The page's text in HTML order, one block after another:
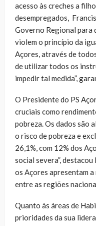
acesso às creches a
desempregados,
Governo Regional para
violem o princípio da
Açores, através de
de utilizar todos os
impedir tal medida”,
O Presidente do PS
cruciais como
pobreza. Os dados são
o risco de pobreza e
26,1%, com 12% dos
social severa”,
os Açores apresentam
entre as regiões
Quanto às áreas de
prioridades da sua